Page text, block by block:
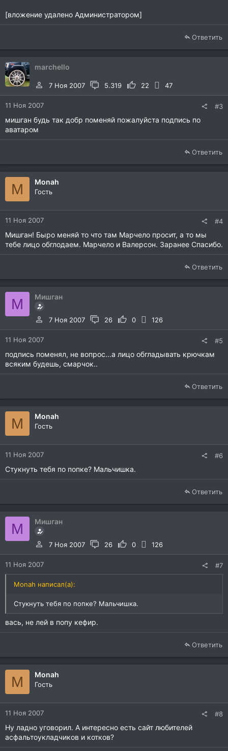
[вложение удалено Администратором]
Ответить
marchello
7 Ноя 2007 5.319 22 47
11 Ноя 2007 #3
мишган будь так добр поменяй пожалуйста подпись по
аватаром
Ответить
M Monah
Гость
11 Ноя 2007 #4
Мишган! Быро меняй то что там Марчело просит, а то мы
тебе лицо обглодаем. Марчело и Валерсон. Заранее Спасибо.
Ответить
М Мишган
7 Ноя 2007 26 0 126
11 Ноя 2007 #5
подпись поменял, не вопрос...а лицо обгладывать крючкам
всяким будешь, смарчок..
Ответить
M Monah
Гость
11 Ноя 2007 #6
Стукнуть тебя по попке? Мальчишка.
Ответить
М Мишган
7 Ноя 2007 26 0 126
11 Ноя 2007 #7
Monah написал(а):
Стукнуть тебя по попке? Мальчишка.
вась, не лей в попу кефир.
Ответить
M Monah
Гость
11 Ноя 2007 #8
Ну ладно уговорил. А интересно есть сайт любителей
асфальтоукладчиков и котков?